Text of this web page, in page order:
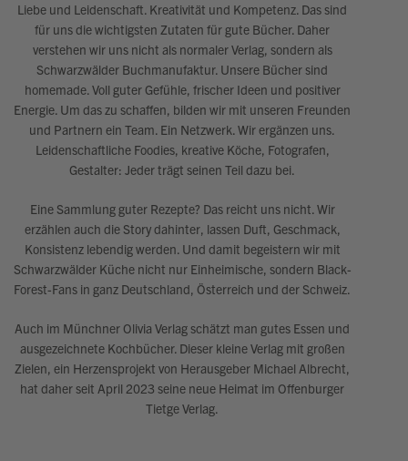
Liebe und Leidenschaft. Kreativität und Kompetenz. Das sind
für uns die wichtigsten Zutaten für gute Bücher. Daher
verstehen wir uns nicht als normaler Verlag, sondern als
Schwarzwälder Buchmanufaktur. Unsere Bücher sind
homemade. Voll guter Gefühle, frischer Ideen und positiver
Energie. Um das zu schaffen, bilden wir mit unseren Freunden
und Partnern ein Team. Ein Netzwerk. Wir ergänzen uns.
Leidenschaftliche Foodies, kreative Köche, Fotografen,
Gestalter: Jeder trägt seinen Teil dazu bei.
Eine Sammlung guter Rezepte? Das reicht uns nicht. Wir
erzählen auch die Story dahinter, lassen Duft, Geschmack,
Konsistenz lebendig werden. Und damit begeistern wir mit
Schwarzwälder Küche nicht nur Einheimische, sondern Black-
Forest-Fans in ganz Deutschland, Österreich und der Schweiz.
Auch im Münchner Olivia Verlag schätzt man gutes Essen und
ausgezeichnete Kochbücher. Dieser kleine Verlag mit großen
Zielen, ein Herzensprojekt von Herausgeber Michael Albrecht,
hat daher seit April 2023 seine neue Heimat im Offenburger
Tietge Verlag.